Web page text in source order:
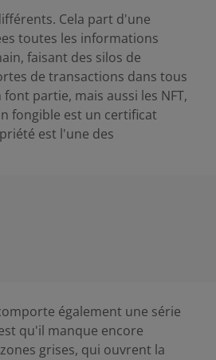
Cela part d'une
toutes les informations
faisant des silos de
de transactions dans tous
partie, mais aussi les NFT,
fongible est un certificat
est l'une des
également une série
qu'il manque encore
grises, qui ouvrent la